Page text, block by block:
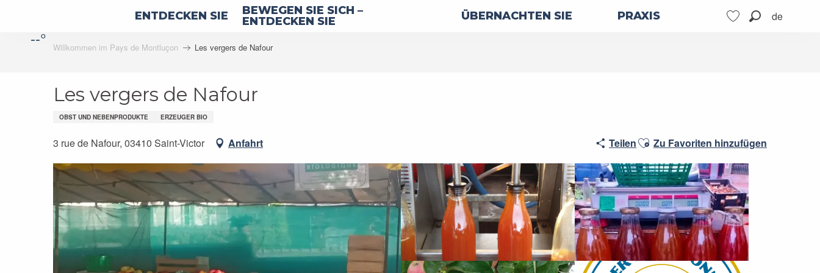
contenu
de
--°
ENTDECKEN SIE
BEWEGEN SIE SICH –
ENTDECKEN SIE
ÜBERNACHTEN SIE PRAXIS
Willkommen im Pays de Montluçon Les vergers de Nafour
Les vergers de Nafour
OBST UND NEBENPRODUKTE ERZEUGER BIO
3 rue de Nafour, 03410 Saint-Victor Anfahrt TeilenAjouter aux favoris
Zu Favoriten hinzufügen